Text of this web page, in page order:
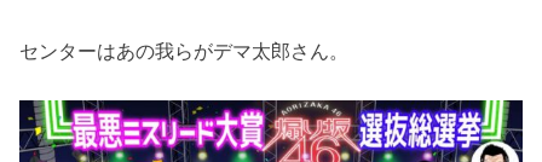
センターはあの我らがデマ太郎さん。